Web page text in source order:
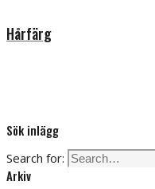
Hårfärg
Sök inlägg
Search for:
Arkiv